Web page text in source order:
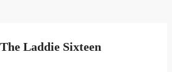
Laddie Sixteen